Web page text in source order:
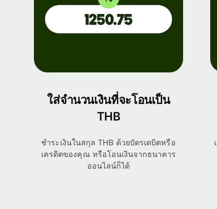
ใส่จำนวนเงินที่จะโอนเป็น
THB
ชำระเงินในสกุล THB ด้วยบัตรเดบิตหรือ
เครดิตของคุณ หรือโอนเงินจากธนาคาร
ออนไลน์ก็ได้